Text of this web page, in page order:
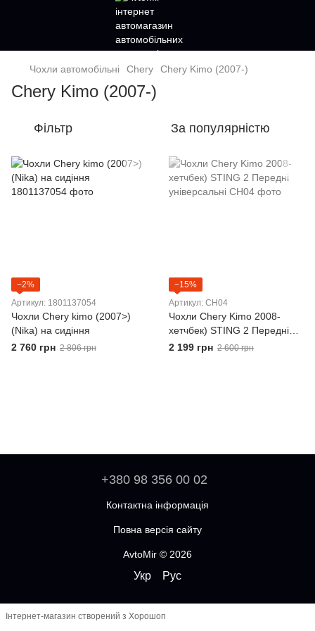
Чохли автомобільні Chery Chery Kimo (2007-)
Chery Kimo (2007-)
Фільтр За популярністю
−2%
Артикул: 1801137054
Чохли Chery kimo (2007>)
(Nika) на сидіння
2 760 грн 2 806 грн
−15%
Артикул: CH04
Чохли Chery Kimo 2008-
хетчбек) STING 2 Передні
універсальні
2 199 грн 2 600 грн
+380 98 356 00 02
Контактна інформація
Повна версія сайту
AvtoMir © 2026
Укр Рус
Інтернет-магазин створений з Хорошоп